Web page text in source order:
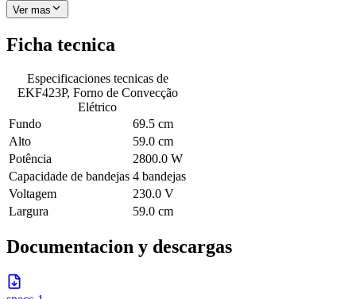
Ver mas
Ficha tecnica
Especificaciones tecnicas de
EKF423P, Forno de Convecção
Elétrico
Fundo
69.5 cm
Alto
59.0 cm
Potência
2800.0 W
Capacidade de bandejas 4 bandejas
Voltagem
230.0 V
Largura
59.0 cm
Documentacion y descargas